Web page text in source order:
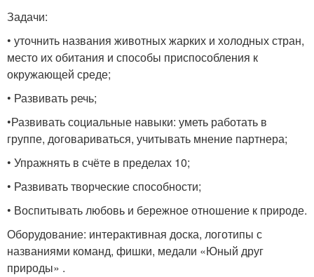
Задачи:
• уточнить названия животных жарких и холодных стран,
место их обитания и способы приспособления к
окружающей среде;
• Развивать речь;
•Развивать социальные навыки: уметь работать в
группе, договариваться, учитывать мнение партнера;
• Упражнять в счёте в пределах 10;
• Развивать творческие способности;
• Воспитывать любовь и бережное отношение к природе.
Оборудование: интерактивная доска, логотипы с
названиями команд, фишки, медали «Юный друг
природы» .